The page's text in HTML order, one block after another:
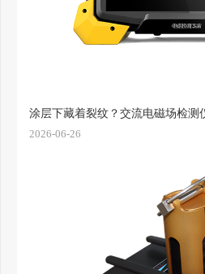
涂层下藏着裂纹？交流电磁场检测
2026-06-26